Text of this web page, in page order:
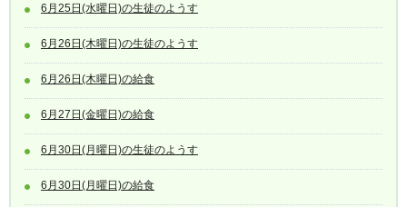
6月25日(水曜日)の生徒のようす
6月26日(木曜日)の生徒のようす
6月26日(木曜日)の給食
6月27日(金曜日)の給食
6月30日(月曜日)の生徒のようす
6月30日(月曜日)の給食